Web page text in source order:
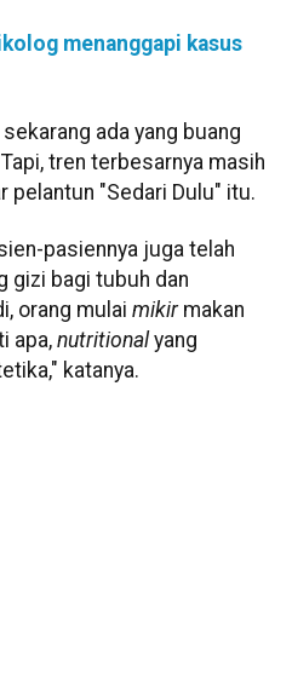
menanggapi kasus
ada yang buang
Tapi, tren terbesarnya masih
pelantun "Sedari Dulu" itu.
pasiennya juga telah
gizi bagi tubuh dan
orang mulai mikir makan
apa, nutritional yang
katanya.